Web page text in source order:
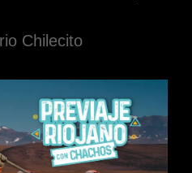
Chilecito